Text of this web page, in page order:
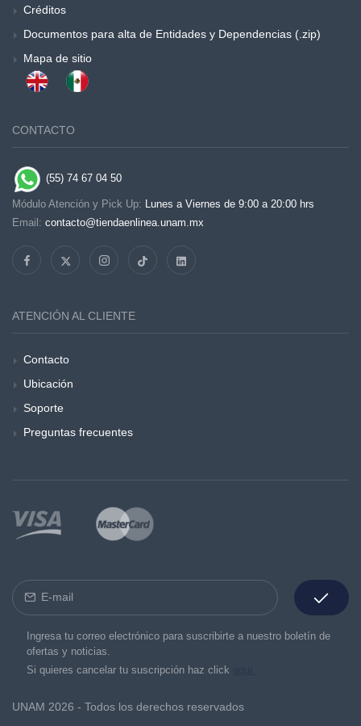
Créditos
Documentos para alta de Entidades y Dependencias (.zip)
Mapa de sitio
CONTACTO
(55) 74 67 04 50
Módulo Atención y Pick Up: Lunes a Viernes de 9:00 a 20:00 hrs
Email: contacto@tiendaenlinea.unam.mx
ATENCIÓN AL CLIENTE
Contacto
Ubicación
Soporte
Preguntas frecuentes
Ingresa tu correo electrónico para suscribirte a nuestro boletín de
ofertas y noticias.
Si quieres cancelar tu suscripción haz click
UNAM 2026 - Todos los derechos reservados